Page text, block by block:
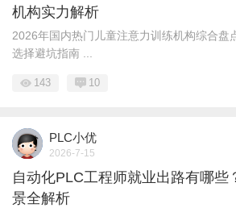
机构实力解析
2026年国内热门儿童注意力训练机构综合盘
选择避坑指南 ...
143 10
PLC小优
2026-7-15
自动化PLC工程师就业出路有哪些
景全解析